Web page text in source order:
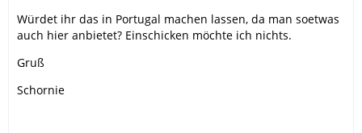
Würdet ihr das in Portugal machen lassen, da man soetwas
auch hier anbietet? Einschicken möchte ich nichts.
Gruß
Schornie